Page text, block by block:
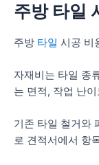
주방 타일
주방 타일 시공 비
자재비는 타일 종
는 면적, 작업 난
기존 타일 철거와
로 견적서에서 항